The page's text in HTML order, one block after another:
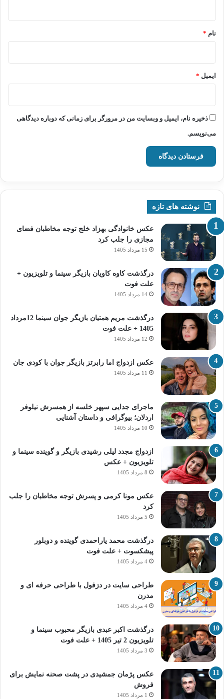
نام *
ایمیل *
ذخیره نام، ایمیل و وبسایت من در مرورگر برای زمانی که دوباره دیدگاهی
می‌نویسم.
نوشته های تازه
عکس خانوادگی بهزاد خلج توجه مخاطبان فضای
مجازی را جلب کرد
15 مرداد 1405
درگذشت کاوه کاویان بازیگر سینما و تلویزیون +
علت فوت
14 مرداد 1405
درگذشت مریم همتیان بازیگر جوان سینما 12مرداد
1405 + علت فوت
12 مرداد 1405
عکس ازدواج اما رابرتز بازیگر جوان با کودی جان
11 مرداد 1405
ماجرای جدایی سپهر خلسه از همسرش نیلوفر
اردلان؛ بیوگرافی و داستان آشنایی
10 مرداد 1405
ازدواج مجدد لیلی رشیدی بازیگر و گوینده سینما و
تلویزیون + عکس
8 مرداد 1405
عکس مونا کرمی و پسرش توجه مخاطبان را جلب
کرد
5 مرداد 1405
درگذشت محمد یاراحمدی گوینده و دوبلور
پیشکسوت + علت فوت
4 مرداد 1405
طراحی سایت در دزفول با طراحی حرفه‌ ای و
مدرن
4 مرداد 1405
درگذشت اکبر عبدی بازیگر محبوب سینما و
تلویزیون 2 تیر 1405 + علت فوت
3 مرداد 1405
عکس پژمان جمشیدی در پشت صحنه نمایش برای
فروش
1 مرداد 1405